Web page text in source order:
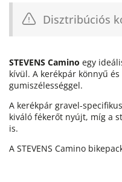
Disztribúciós
STEVENS Camino egy
kívül. A kerékpár könnyű
gumiszélességgel.
A kerékpár gravel-
kiváló fékerőt nyújt, míg a
is.
A STEVENS Camino